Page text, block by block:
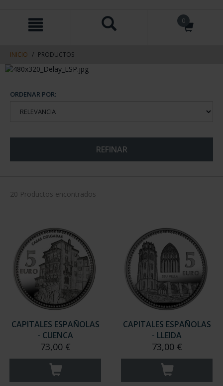
contenido
navegacin
0
INICIO PRODUCTOS
ORDENAR POR:
REFINAR
20 Productos encontrados
CAPITALES ESPAÑOLAS
- CUENCA
73,00 €
CAPITALES ESPAÑOLAS
- LLEIDA
73,00 €